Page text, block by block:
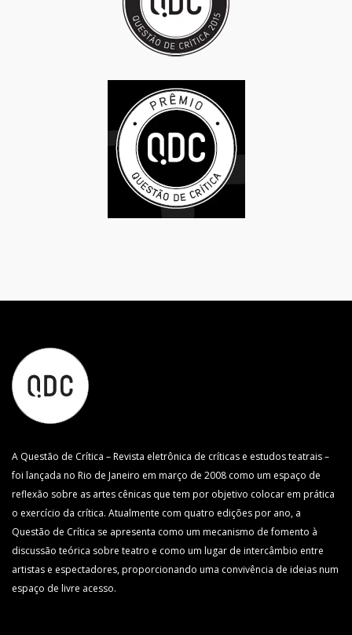
A Questão de Crítica – Revista eletrônica de críticas e estudos teatrais –
foi lançada no Rio de Janeiro em março de 2008 como um espaço de
reflexão sobre as artes cênicas que tem por objetivo colocar em prática
o exercício da crítica. Atualmente com quatro edições por ano, a
Questão de Crítica se apresenta como um mecanismo de fomento à
discussão teórica sobre teatro e como um lugar de intercâmbio entre
artistas e espectadores, proporcionando uma convivência de ideias num
espaço de livre acesso.